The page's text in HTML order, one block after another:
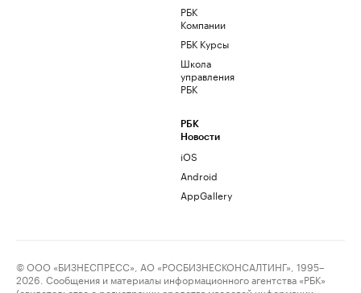
РБК
Компании
РБК Курсы
Школа
управления
РБК
РБК
Новости
iOS
Android
AppGallery
© ООО «БИЗНЕСПРЕСС», АО «РОСБИЗНЕСКОНСАЛТИНГ», 1995–
2026. Сообщения и материалы информационного агентства «РБК»